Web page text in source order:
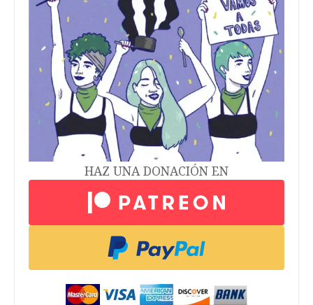
HAZ UNA DONACIÓN EN